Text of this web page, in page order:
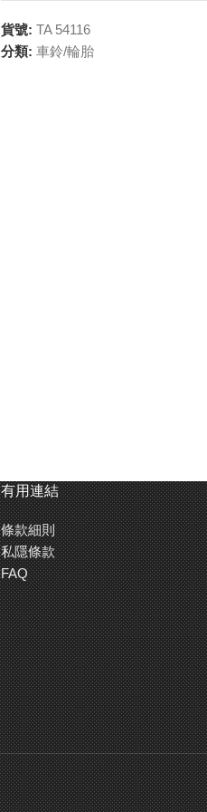
貨號: TA 54116
分類: 車鈴/輪胎
有用連結
條款細則
私隱條款
FAQ